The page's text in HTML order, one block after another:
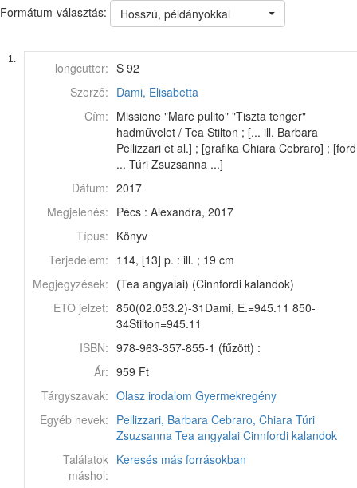
Formátum-választás: Hosszú, példányokkal
1.
longcutter: S 92
Szerző: Dami, Elisabetta
Cím: Missione "Mare pulito" "Tiszta tenger"
hadművelet / Tea Stilton ; [... ill. Barbara
Pellizzari et al.] ; [grafika Chiara Cebraro] ;
... Túri Zsuzsanna ...]
Dátum: 2017
Megjelenés: Pécs : Alexandra, 2017
Típus: Könyv
Terjedelem: 114, [13] p. : ill. ; 19 cm
Megjegyzések: (Tea angyalai) (Cinnfordi kalandok)
ETO jelzet: 850(02.053.2)-31Dami, E.=945.11 850-
34Stilton=945.11
ISBN: 978-963-357-855-1 (fűzött) :
Ár: 959 Ft
Tárgyszavak: Olasz irodalom Gyermekregény
Egyéb nevek: Pellizzari, Barbara Cebraro, Chiara Túri
Zsuzsanna Tea angyalai Cinnfordi kalandok
Találatok
máshol:
Keresés más forrásokban